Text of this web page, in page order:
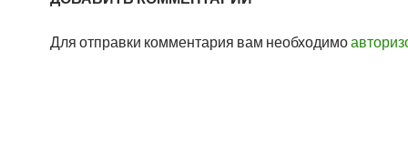
Для отправки комментария вам необходимо